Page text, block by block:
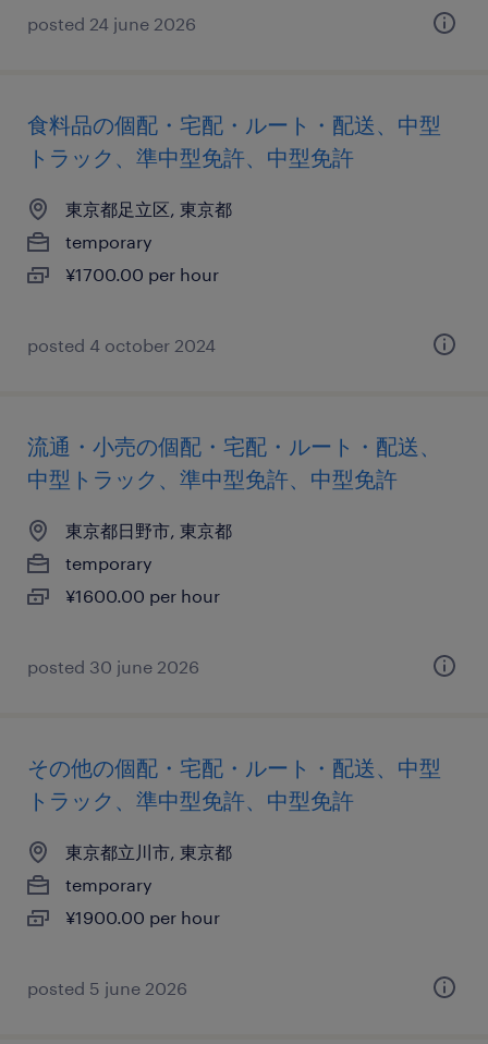
posted 24 june 2026
食料品の個配・宅配・ルート・配送、中型
トラック、準中型免許、中型免許
東京都足立区, 東京都
temporary
¥1700.00 per hour
posted 4 october 2024
流通・小売の個配・宅配・ルート・配送、
中型トラック、準中型免許、中型免許
東京都日野市, 東京都
temporary
¥1600.00 per hour
posted 30 june 2026
その他の個配・宅配・ルート・配送、中型
トラック、準中型免許、中型免許
東京都立川市, 東京都
temporary
¥1900.00 per hour
posted 5 june 2026